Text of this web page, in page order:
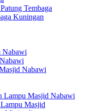
Tembaga
Kuningan
Nabawi
Nabawi
Lampu Masjid Nabawi
Masjid